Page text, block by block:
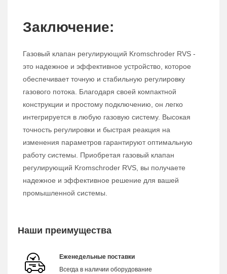
Заключение:
Газовый клапан регулирующий Kromschroder RVS -
это надежное и эффективное устройство, которое
обеспечивает точную и стабильную регулировку
газового потока. Благодаря своей компактной
конструкции и простому подключению, он легко
интегрируется в любую газовую систему. Высокая
точность регулировки и быстрая реакция на
изменения параметров гарантируют оптимальную
работу системы. Приобретая газовый клапан
регулирующий Kromschroder RVS, вы получаете
надежное и эффективное решение для вашей
промышленной системы.
Наши преимущества
Еженедельные поставки
Всегда в наличии оборудование